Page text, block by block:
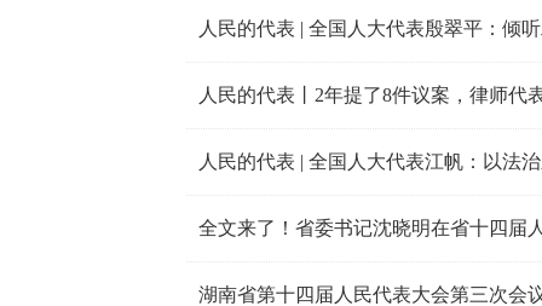
人民的代表 | 全国人大代表殷翠平：倾
人民的代表丨2年提了8件议案，律师代
人民的代表 | 全国人大代表江帆：以法
全文来了！省委书记沈晓明在省十四届
湖南省第十四届人民代表大会第三次会